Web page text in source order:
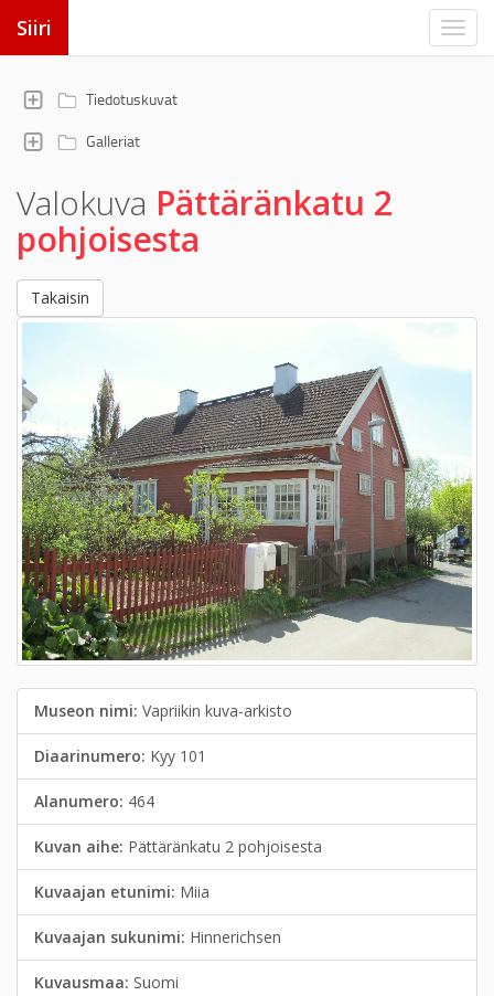
Siiri
Tiedotuskuvat
Galleriat
Valokuva Pättäränkatu 2
pohjoisesta
Takaisin
Museon nimi: Vapriikin kuva-arkisto
Diaarinumero: Kyy 101
Alanumero: 464
Kuvan aihe: Pättäränkatu 2 pohjoisesta
Kuvaajan etunimi: Miia
Kuvaajan sukunimi: Hinnerichsen
Kuvausmaa: Suomi